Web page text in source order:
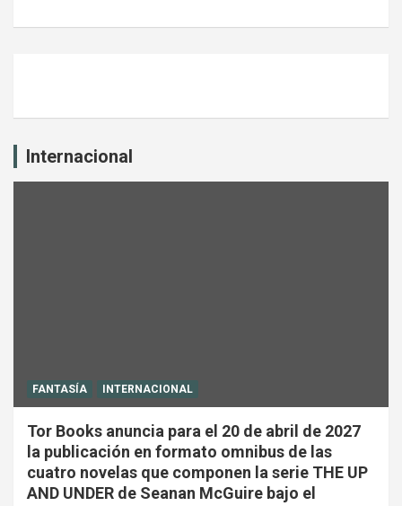
Internacional
FANTASÍA INTERNACIONAL
Tor Books anuncia para el 20 de abril de 2027
la publicación en formato omnibus de las
cuatro novelas que componen la serie THE UP
AND UNDER de Seanan McGuire bajo el